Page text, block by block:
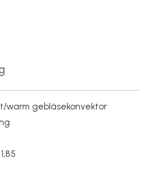
warm gebläsekonvektor